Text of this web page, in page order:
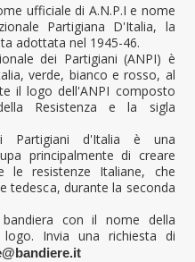
ufficiale di A.N.P.I e nome
Partigiana D'Italia, la
adottata nel 1945-46.
dei Partigiani (ANPI) è
verde, bianco e rosso, al
il logo dell'ANPI composto
Resistenza e la sigla
Partigiani d'Italia è una
principalmente di creare
le resistenze Italiane, che
tedesca, durante la seconda
con il nome della
Invia una richiesta di